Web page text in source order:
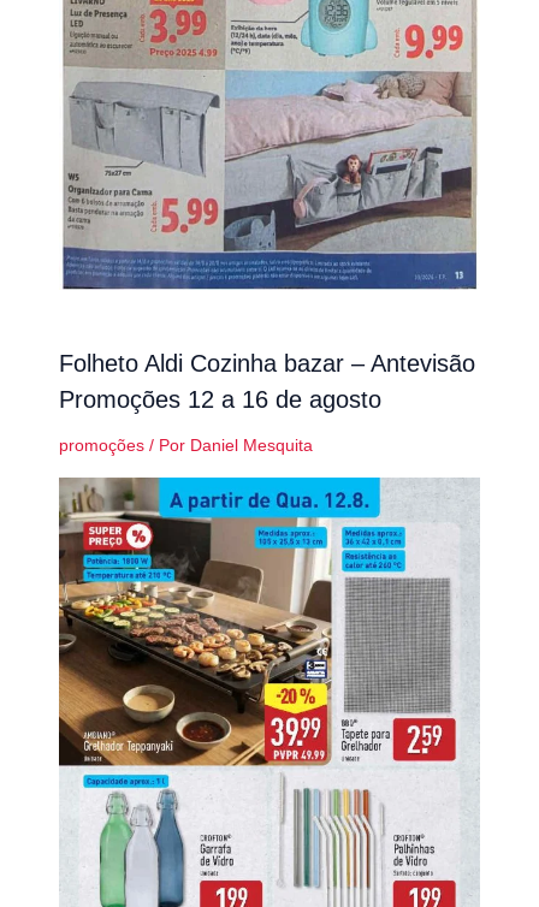
Folheto Aldi Cozinha bazar – Antevisão
Promoções 12 a 16 de agosto
promoções/ Por Daniel Mesquita